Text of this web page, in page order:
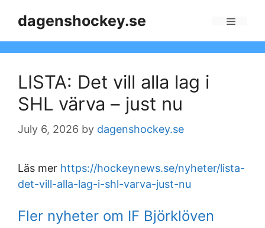
dagenshockey.se
LISTA: Det vill alla lag i
SHL värva – just nu
July 6, 2026 by dagenshockey.se
Läs mer https://hockeynews.se/nyheter/lista-
det-vill-alla-lag-i-shl-varva-just-nu
Fler nyheter om IF Björklöven